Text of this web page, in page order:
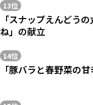
13位
「スナップえんどう
ね」の献立
14位
「豚バラと春野菜の